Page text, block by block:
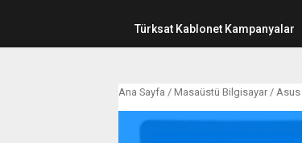
Türksat Kablonet Kampanyalar
Ana Sayfa / Masaüstü Bilgisayar / Asus